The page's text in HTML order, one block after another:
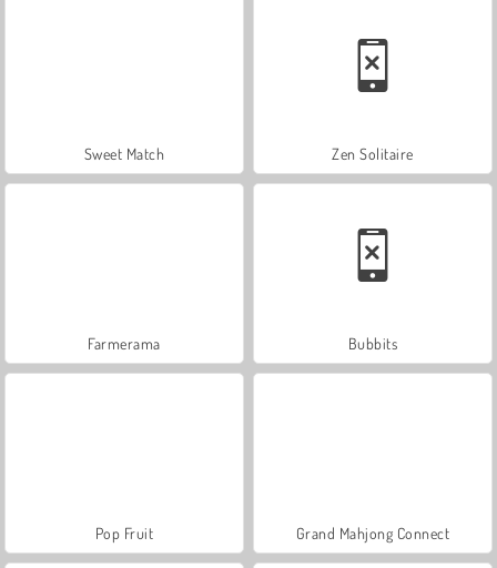
Sweet Match Zen Solitaire
Farmerama Bubbits
Pop Fruit Grand Mahjong Connect